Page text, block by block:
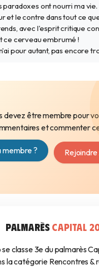
paradoxes ont nourri ma
et le contre dans tout ce
avec l'esprit critique
ce cerveau embrumé !
pour autant, pas encore
devez être membre pour
et commenter
membre ?
PALMARÈS CAPITAL
classe 3e du palmarès
la catégorie Rencontres &